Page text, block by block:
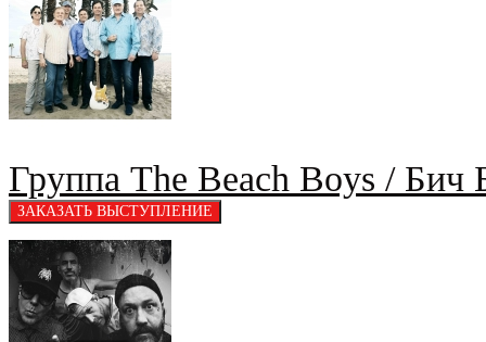
Группа The Beach Boys / Бич